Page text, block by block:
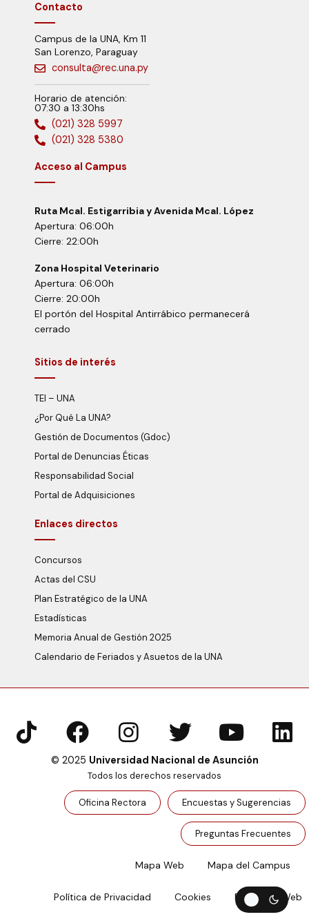
Contacto
Campus de la UNA, Km 11
San Lorenzo, Paraguay
consulta@rec.una.py
Horario de atención:
07:30 a 13:30hs
(021) 328 5997
(021) 328 5380
Acceso al Campus
Ruta Mcal. Estigarribia y Avenida Mcal. López
Apertura: 06:00h
Cierre: 22:00h
Zona Hospital Veterinario
Apertura: 06:00h
Cierre: 20:00h
El portón del Hospital Antirrábico permanecerá
cerrado
Sitios de interés
TEI – UNA
¿Por Qué La UNA?
Gestión de Documentos (Gdoc)
Portal de Denuncias Éticas
Responsabilidad Social
Portal de Adquisiciones
Enlaces directos
Concursos
Actas del CSU
Plan Estratégico de la UNA
Estadísticas
Memoria Anual de Gestión 2025
Calendario de Feriados y Asuetos de la UNA
© 2025 Universidad Nacional de Asunción
Todos los derechos reservados
Oficina Rectora Encuestas y Sugerencias
Preguntas Frecuentes
Mapa Web Mapa del Campus
Política de Privacidad Cookies Feedback Web